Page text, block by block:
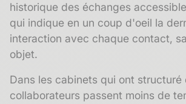
historique des échanges
qui indique en un coup d'oeil la
interaction avec chaque contact,
objet.
Dans les cabinets qui ont structuré
collaborateurs passent moins de